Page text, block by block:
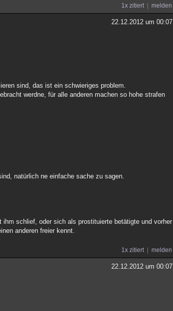
1x zitiert melden
22.12.2012 um 00:07
sind, das ist ein schwieriges problem.
werdne, für alle anderen machen so hohe strafen
natürlich ne einfache sache zu sagen.
schlief, oder sich als prostituierte betätigte und vorher
anderen freier kennt.
1x zitiert melden
22.12.2012 um 00:07